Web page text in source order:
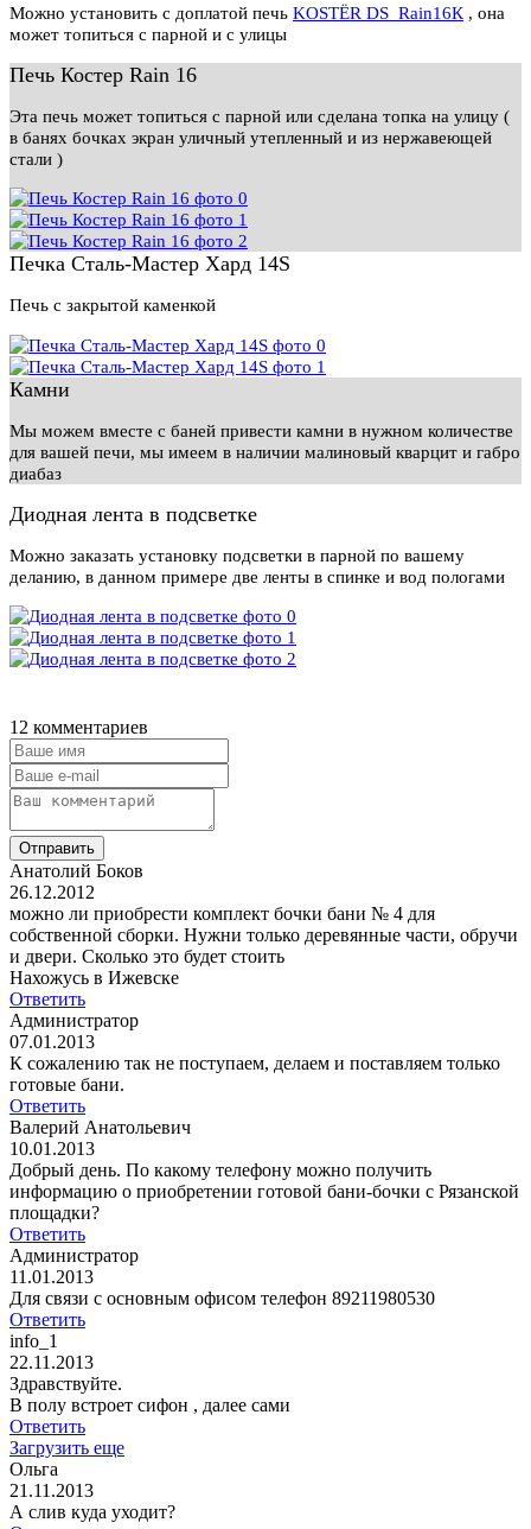
Можно установить с доплатой печь KOSTЁR DS_Rain16К , она
может топиться с парной и с улицы
Печь Костер Rain 16
Эта печь может топиться с парной или сделана топка на улицу (
в банях бочках экран уличный утепленный и из нержавеющей
стали )
Печка Сталь-Мастер Хард 14S
Печь с закрытой каменкой
Камни
Мы можем вместе с баней привести камни в нужном количестве
для вашей печи, мы имеем в наличии малиновый кварцит и габро
диабаз
Диодная лента в подсветке
Можно заказать установку подсветки в парной по вашему
деланию, в данном примере две ленты в спинке и вод пологами
12 комментариев
Отправить
Анатолий Боков
26.12.2012
можно ли приобрести комплект бочки бани № 4 для
собственной сборки. Нужни только деревянные части, обручи
и двери. Сколько это будет стоить
Нахожусь в Ижевске
Ответить
Администратор
07.01.2013
К сожалению так не поступаем, делаем и поставляем только
готовые бани.
Ответить
Валерий Анатольевич
10.01.2013
Добрый день. По какому телефону можно получить
информацию о приобретении готовой бани-бочки с Рязанской
площадки?
Ответить
Администратор
11.01.2013
Для связи с основным офисом телефон 89211980530
Ответить
info_1
22.11.2013
Здравствуйте.
В полу встроет сифон , далее сами
Ответить
Загрузить еще
Ольга
21.11.2013
А слив куда уходит?